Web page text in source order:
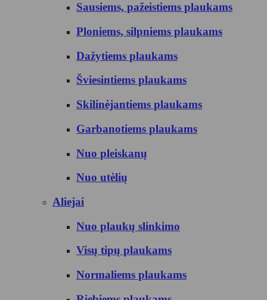
Sausiems, pažeistiems plaukams
Ploniems, silpniems plaukams
Dažytiems plaukams
Šviesintiems plaukams
Skilinėjantiems plaukams
Garbanotiems plaukams
Nuo pleiskanų
Nuo utėlių
Aliejai
Nuo plaukų slinkimo
Visų tipų plaukams
Normaliems plaukams